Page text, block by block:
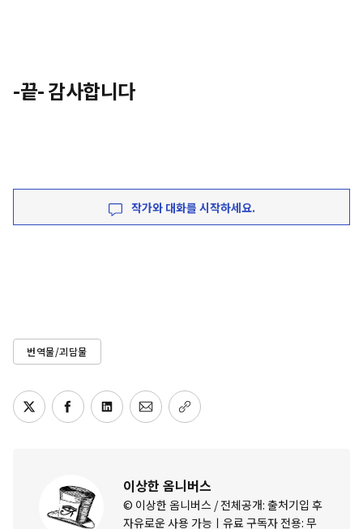
-끝- 감사합니다
작가와 대화를 시작하세요.
번역물/괴담물
이상한 옴니버스
© 이상한 옴니버스 / 전체공개: 출처기입 후
자유로운 사용 가능ㅣ유료 구독자 전용: 무